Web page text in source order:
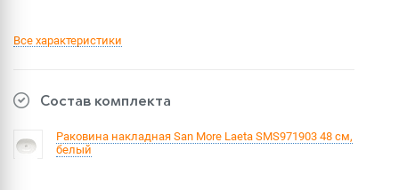
Все характеристики
Состав комплекта
Раковина накладная San More Laeta SMS971903 48 см,
белый